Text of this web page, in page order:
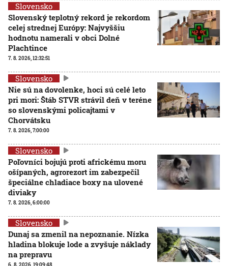
Slovensko
Slovenský teplotný rekord je rekordom
celej strednej Európy: Najvyššiu
hodnotu namerali v obci Dolné
Plachtince
7. 8. 2026, 12:32:51
Slovensko
Nie sú na dovolenke, hoci sú celé leto
pri mori: Štáb STVR strávil deň v teréne
so slovenskými policajtami v
Chorvátsku
7. 8. 2026, 7:00:00
Slovensko
Poľovníci bojujú proti africkému moru
ošípaných, agrorezort im zabezpečil
špeciálne chladiace boxy na ulovené
diviaky
7. 8. 2026, 6:00:00
Slovensko
Dunaj sa zmenil na nepoznanie. Nízka
hladina blokuje lode a zvyšuje náklady
na prepravu
6. 8. 2026, 19:09:48